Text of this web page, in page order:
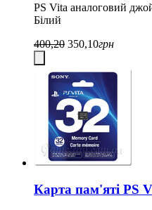
PS Vita аналоговий
Білий
400,20 350,10грн
Карта пам'яті PS